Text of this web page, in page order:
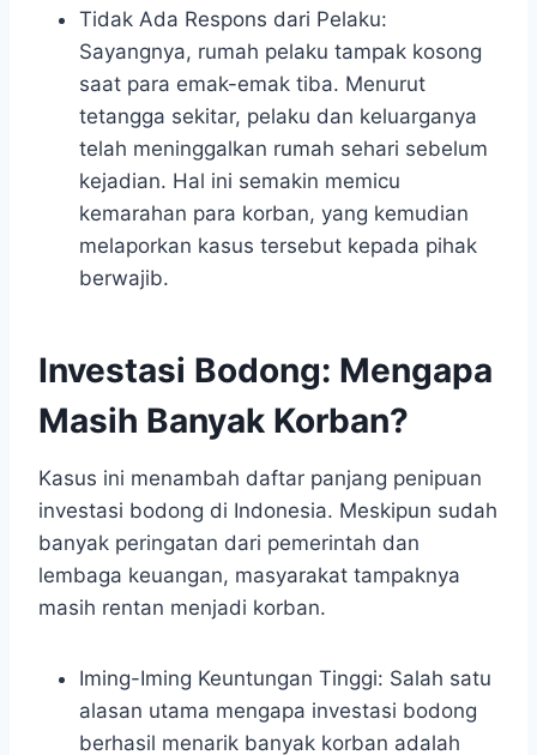
Tidak Ada Respons dari Pelaku:
Sayangnya, rumah pelaku tampak kosong
saat para emak-emak tiba. Menurut
tetangga sekitar, pelaku dan keluarganya
telah meninggalkan rumah sehari sebelum
kejadian. Hal ini semakin memicu
kemarahan para korban, yang kemudian
melaporkan kasus tersebut kepada pihak
berwajib.
Investasi Bodong: Mengapa
Masih Banyak Korban?
Kasus ini menambah daftar panjang penipuan
investasi bodong di Indonesia. Meskipun sudah
banyak peringatan dari pemerintah dan
lembaga keuangan, masyarakat tampaknya
masih rentan menjadi korban.
Iming-Iming Keuntungan Tinggi: Salah satu
alasan utama mengapa investasi bodong
berhasil menarik banyak korban adalah